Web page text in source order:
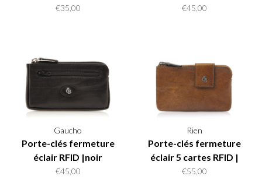
€35,00 €45,00
Gaucho
Porte-clés fermeture
éclair RFID |noir
€45,00
Rien
Porte-clés fermeture
éclair 5 cartes RFID |
natural
€55,00